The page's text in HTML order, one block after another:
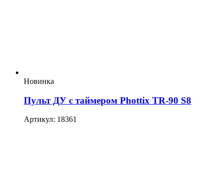
Новинка
Пульт ДУ с таймером Phottix TR-90 S8
Артикул: 18361